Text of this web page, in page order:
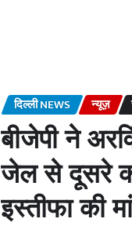
दिल्ली NEWS न्यूज़
बीजेपी ने
जेल से दूसरे
इस्तीफा की